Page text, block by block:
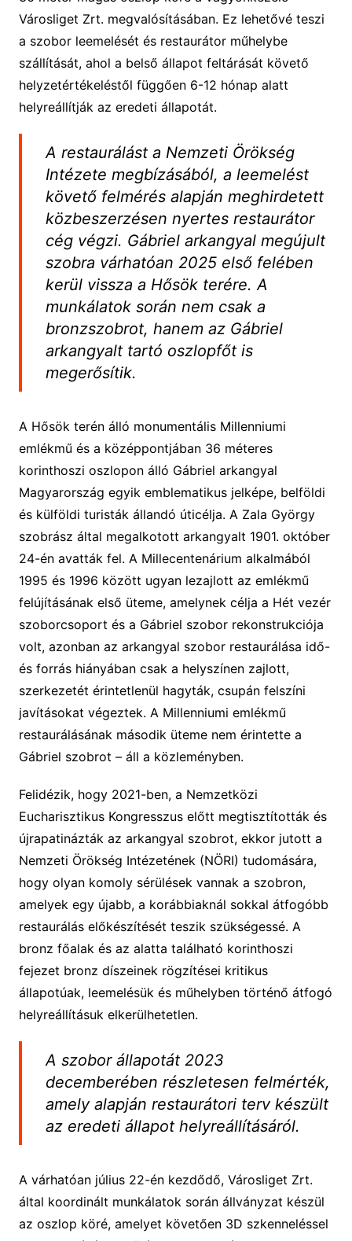
Városliget Zrt. megvalósításában. Ez lehetővé teszi
a szobor leemelését és restaurátor műhelybe
szállítását, ahol a belső állapot feltárását követő
helyzetértékeléstől függően 6-12 hónap alatt
helyreállítják az eredeti állapotát.
A restaurálást a Nemzeti Örökség
Intézete megbízásából, a leemelést
követő felmérés alapján meghirdetett
közbeszerzésen nyertes restaurátor
cég végzi. Gábriel arkangyal megújult
szobra várhatóan 2025 első felében
kerül vissza a Hősök terére. A
munkálatok során nem csak a
bronzszobrot, hanem az Gábriel
arkangyalt tartó oszlopfőt is
megerősítik.
A Hősök terén álló monumentális Millenniumi
emlékmű és a középpontjában 36 méteres
korinthoszi oszlopon álló Gábriel arkangyal
Magyarország egyik emblematikus jelképe, belföldi
és külföldi turisták állandó úticélja. A Zala György
szobrász által megalkotott arkangyalt 1901. október
24-én avatták fel. A Millecentenárium alkalmából
1995 és 1996 között ugyan lezajlott az emlékmű
felújításának első üteme, amelynek célja a Hét vezér
szoborcsoport és a Gábriel szobor rekonstrukciója
volt, azonban az arkangyal szobor restaurálása idő-
és forrás hiányában csak a helyszínen zajlott,
szerkezetét érintetlenül hagyták, csupán felszíni
javításokat végeztek. A Millenniumi emlékmű
restaurálásának második üteme nem érintette a
Gábriel szobrot – áll a közleményben.
Felidézik, hogy 2021-ben, a Nemzetközi
Eucharisztikus Kongresszus előtt megtisztították és
újrapatinázták az arkangyal szobrot, ekkor jutott a
Nemzeti Örökség Intézetének (NÖRI) tudomására,
hogy olyan komoly sérülések vannak a szobron,
amelyek egy újabb, a korábbiaknál sokkal átfogóbb
restaurálás előkészítését teszik szükségessé. A
bronz főalak és az alatta található korinthoszi
fejezet bronz díszeinek rögzítései kritikus
állapotúak, leemelésük és műhelyben történő átfogó
helyreállításuk elkerülhetetlen.
A szobor állapotát 2023
decemberében részletesen felmérték,
amely alapján restaurátori terv készült
az eredeti állapot helyreállításáról.
A várhatóan július 22-én kezdődő, Városliget Zrt.
által koordinált munkálatok során állványzat készül
az oszlop köré, amelyet követően 3D szkenneléssel